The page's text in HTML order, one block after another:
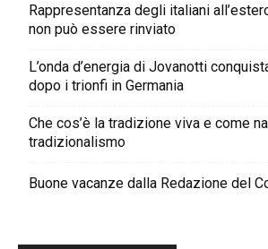
Rappresentanza degli italiani
non può essere rinviato
L’onda d’energia di Jovanotti
dopo i trionfi in Germania
Che cos’è la tradizione viva e come
tradizionalismo
Buone vacanze dalla Redazione del